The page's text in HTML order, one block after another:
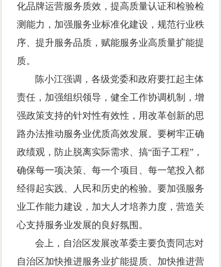
化品牌运营服务质效，提高质量认证和检验检
测能力，加强服务业标准化建设，规范行业秩
序、提升服务品质，赋能服务业高质量扩能提
质。
陈小江强调，各级党委和政府要扛起主体
责任，加强组织领导，健全工作协调机制，增
强政策支持的针对性有效性，用改革创新的思
路办法推动服务业优质高效发展。要树牢正确
政绩观，防止脱离实际需求、搞“面子工程”，
确保每一项决策、每一个项目、每一笔投入都
经得起实践、人民和历史的检验。要加强服务
业工作能力建设，加大人才培养力度，营造关
心支持服务业发展的良好氛围。
会上，自治区发展改革委主要负责同志对
自治区加快推进服务业扩能提质、加快推进营